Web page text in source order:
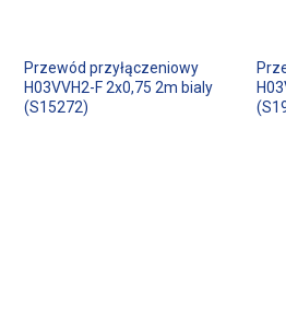
Przewód przyłączeniowy
H03VVH2-F 2x0,75 2m bialy
(S15272)